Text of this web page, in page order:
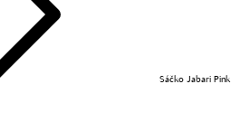
Sáčko Jabari Pink